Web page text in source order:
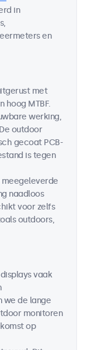
in
en
met
hoog MTBF.
werking,
outdoor
gecoat PCB-
is tegen
naadloos
voor zelfs
outdoors,
vaak
we de lange
monitoren
op